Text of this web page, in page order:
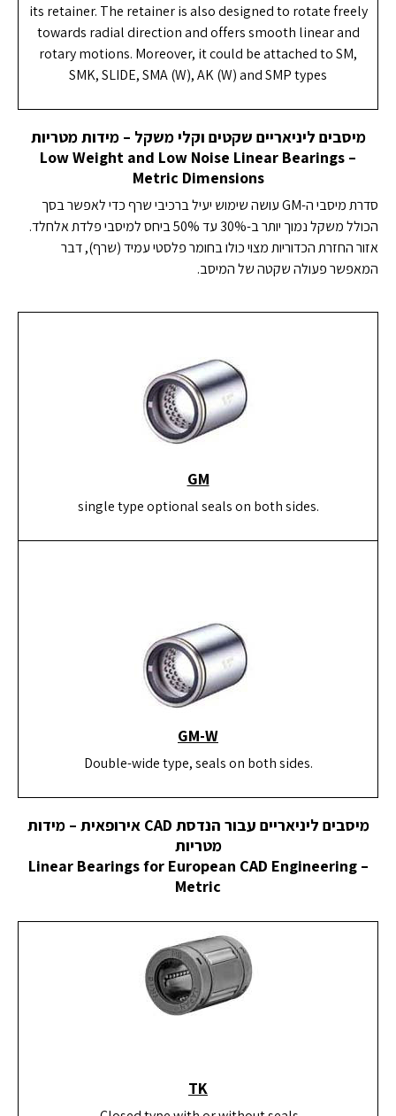
its retainer. The retainer is also designed to rotate freely
towards radial direction and offers smooth linear and
rotary motions. Moreover, it could be attached to SM,
SMK, SLIDE, SMA (W), AK (W) and SMP types
מיסבים ליניאריים שקטים וקלי משקל – מידות מטריות
Low Weight and Low Noise Linear Bearings –
Metric Dimensions
סדרת מיסבי ה-GM עושה שימוש יעיל ברכיבי שרף כדי לאפשר בסך
הכולל משקל נמוך יותר ב-30% עד 50% ביחס למיסבי פלדת אלחלד.
אזור החזרת הכדוריות מצוי כולו בחומר פלסטי עמיד (שרף), דבר
המאפשר פעולה שקטה של המיסב.
GM
single type optional seals on both sides.
GM-W
Double-wide type, seals on both sides.
מיסבים ליניאריים עבור הנדסת CAD אירופאית – מידות
מטריות
Linear Bearings for European CAD Engineering –
Metric
TK